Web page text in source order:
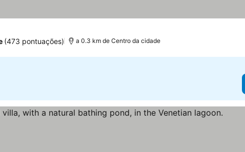
(473 pontuações) a 0.3 km de Centro da cidade